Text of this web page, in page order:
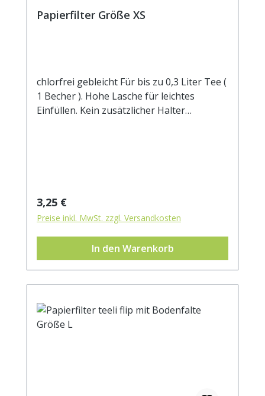
Papierfilter Größe XS
chlorfrei gebleicht Für bis zu 0,3 Liter Tee (
1 Becher ). Hohe Lasche für leichtes
Einfüllen. Kein zusätzlicher Halter
Regulärer Preis:
3,25 €
Preise inkl. MwSt. zzgl. Versandkosten
In den Warenkorb